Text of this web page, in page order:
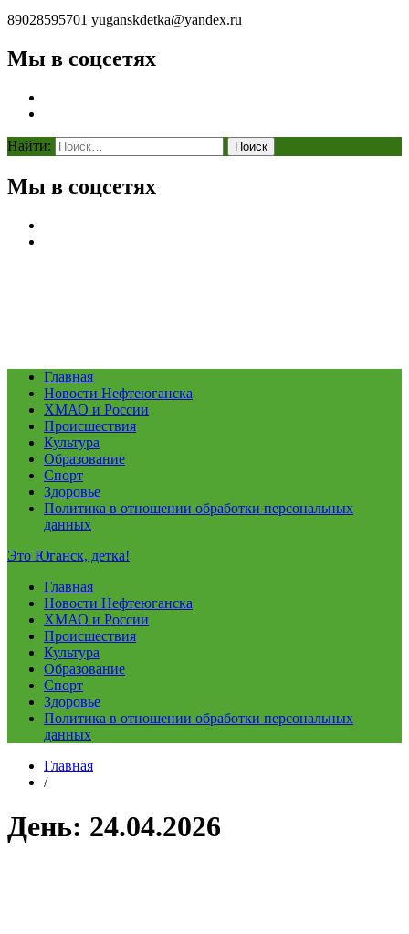
89028595701 yuganskdetka@yandex.ru
Мы в соцсетях
Найти:
Мы в соцсетях
Главная
Новости Нефтеюганска
ХМАО и России
Происшествия
Культура
Образование
Спорт
Здоровье
Политика в отношении обработки персональных
данных
Это Юганск, детка!
Главная
Новости Нефтеюганска
ХМАО и России
Происшествия
Культура
Образование
Спорт
Здоровье
Политика в отношении обработки персональных
данных
Главная
/
День: 24.04.2026